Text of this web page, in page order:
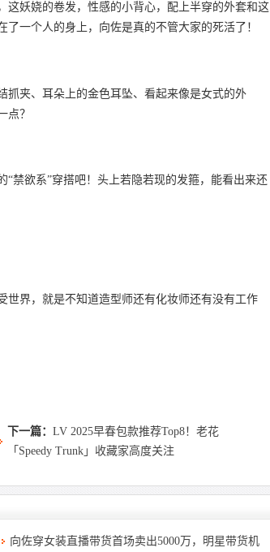
妖娆的卷发，性感的小背心，配上半穿的外套和这
一个人的身上，向佐是真的不管大家的死活了！
抓夹、耳朵上的金色耳坠、看起来像是女式的外
点？
禁欲系”穿搭吧！头上若隐若现的发箍，能看出来还
世界，就是不知道造型师还有化妆师还有没有工作
下一篇：LV 2025早春包款推荐Top8！老花
「Speedy Trunk」收藏家高度关注
向佐穿女装直播带货首场卖出5000万，明星带货机